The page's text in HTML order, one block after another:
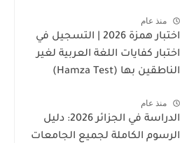
منذ عام
اختبار همزة 2026 | التسجيل في
اختبار كفايات اللغة العربية لغير
الناطقين بها (Hamza Test)
منذ عام
الدراسة في الجزائر 2026: دليل
الرسوم الكاملة لجميع الجامعات